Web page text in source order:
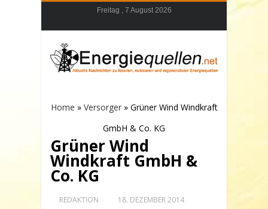
Freitag , 7 August 2026
Home » Versorger» Grüner Wind Windkraft
GmbH & Co. KG
Grüner Wind
Windkraft GmbH &
Co. KG
REDAKTION 18. DEZEMBER 2014